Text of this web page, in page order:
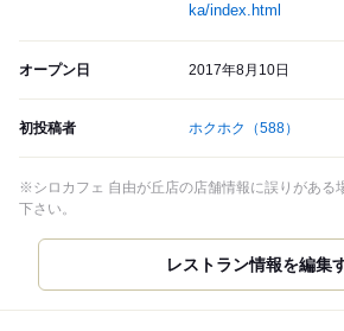
ka/index.html
オープン日 2017年8月10日
初投稿者 ホクホク （588）
※シロカフェ 自由が丘店の店舗情報に誤りがある
下さい。
レストラン情報を編集